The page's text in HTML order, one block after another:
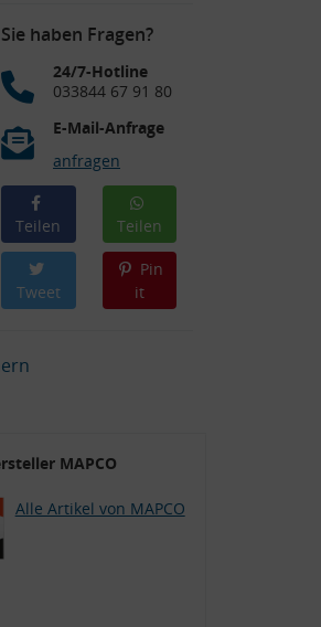
Sie haben Fragen?
24/7-Hotline
033844 67 91 80
E-Mail-Anfrage
anfragen
Teilen Teilen
Tweet
Pin
it
MAPCO
Alle Artikel von MAPCO